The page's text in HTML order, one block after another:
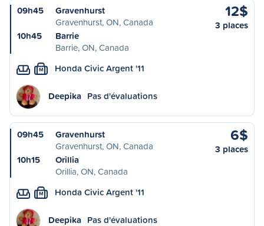
09h45
Gravenhurst
Gravenhurst, ON, Canada
10h45
Barrie
Barrie, ON, Canada
12$
3 places
M Honda Civic Argent '11
Deepika Pas d'évaluations
09h45
Gravenhurst
Gravenhurst, ON, Canada
10h15
Orillia
Orillia, ON, Canada
6$
3 places
M Honda Civic Argent '11
Deepika Pas d'évaluations